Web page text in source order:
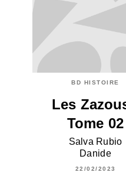
BD HISTOIRE
Les
Tome 02
Salva Rubio
Danide
22/02/2023